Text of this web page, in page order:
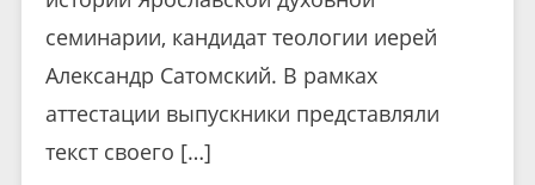
семинарии, кандидат теологии иерей
Александр Сатомский. В рамках
аттестации выпускники представляли
текст своего […]